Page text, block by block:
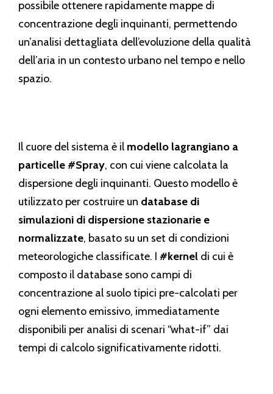
possibile ottenere rapidamente mappe di
concentrazione degli inquinanti, permettendo
un’analisi dettagliata dell’evoluzione della qualità
dell’aria in un contesto urbano nel tempo e nello
spazio.
Il cuore del sistema è il modello lagrangiano a
particelle #Spray, con cui viene calcolata la
dispersione degli inquinanti. Questo modello è
utilizzato per costruire un database di
simulazioni di dispersione stazionarie e
normalizzate, basato su un set di condizioni
meteorologiche classificate. I #kernel di cui è
composto il database sono campi di
concentrazione al suolo tipici pre-calcolati per
ogni elemento emissivo, immediatamente
disponibili per analisi di scenari “what-if” dai
tempi di calcolo significativamente ridotti.